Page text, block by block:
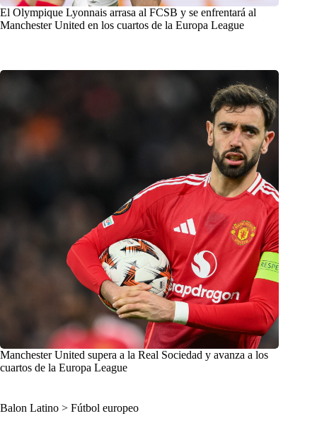
El Olympique Lyonnais arrasa al FCSB y se enfrentará al
Manchester United en los cuartos de la Europa League
Manchester United supera a la Real Sociedad y avanza a los
cuartos de la Europa League
Balon Latino > Fútbol europeo